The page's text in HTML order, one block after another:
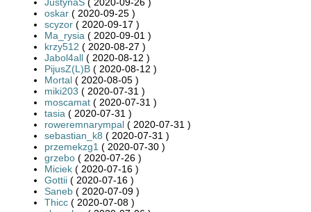
oskar ( 2020-09-25 )
scyzor ( 2020-09-17 )
Ma_rysia ( 2020-09-01 )
krzy512 ( 2020-08-27 )
Jabol4all ( 2020-08-12 )
PijusZ(L)B ( 2020-08-12 )
Mortal ( 2020-08-05 )
miki203 ( 2020-07-31 )
moscamat ( 2020-07-31 )
tasia ( 2020-07-31 )
roweremnarympal ( 2020-07-31 )
sebastian_k8 ( 2020-07-31 )
przemekzg1 ( 2020-07-30 )
grzebo ( 2020-07-26 )
Miciek ( 2020-07-16 )
Gottii ( 2020-07-16 )
Saneb ( 2020-07-09 )
Thicc ( 2020-07-08 )